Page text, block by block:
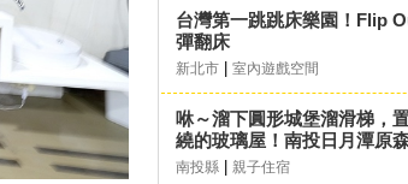
台灣第一跳跳床樂園！Flip
彈翻床
新北市 室內遊戲空間
咻～溜下圓形城堡溜滑梯，
繞的玻璃屋！南投日月潭原
南投縣 親子住宿